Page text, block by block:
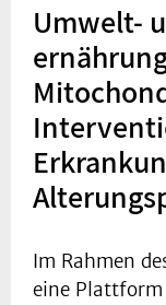
Umwelt-
Im Rahmen
eine